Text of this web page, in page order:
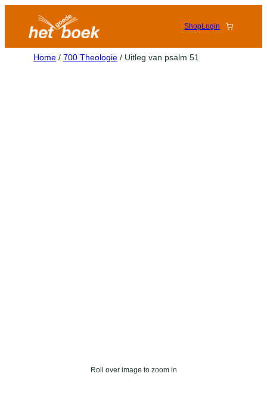
ShopLogin
Home / 700 Theologie / Uitleg van psalm 51
Roll over image to zoom in